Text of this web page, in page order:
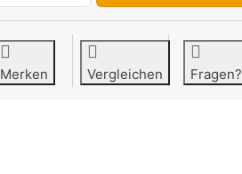
Merken Vergleichen Fragen?